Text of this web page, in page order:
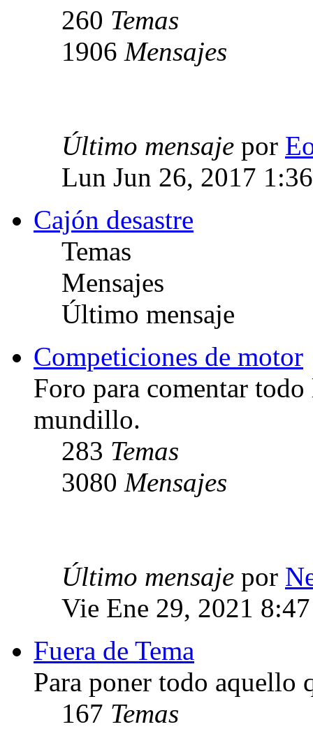
260 Temas
1906 Mensajes
Último mensaje por
Lun Jun 26, 2017
Cajón desastre
Temas
Mensajes
Último mensaje
Competiciones de motor
Foro para comentar
mundillo.
283 Temas
3080 Mensajes
Último mensaje por
Vie Ene 29, 2021
Fuera de Tema
Para poner todo aquello
167 Temas